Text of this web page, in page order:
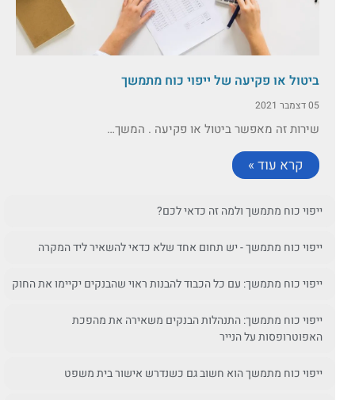
ביטול או פקיעה של ייפוי כוח מתמשך
05 דצמבר 2021
שירות זה מאפשר ביטול או פקיעה . המשך…
קרא עוד »
ייפוי כוח מתמשך ולמה זה כדאי לכם?
ייפוי כוח מתמשך - יש תחום אחד שלא כדאי להשאיר ליד המקרה
ייפוי כוח מתמשך: עם כל הכבוד להבנות ראוי שהבנקים יקיימו את החוק
ייפוי כוח מתמשך: התנהלות הבנקים משאירה את מהפכת
האפוטרופסות על הנייר
ייפוי כוח מתמשך הוא חשוב גם כשנדרש אישור בית משפט